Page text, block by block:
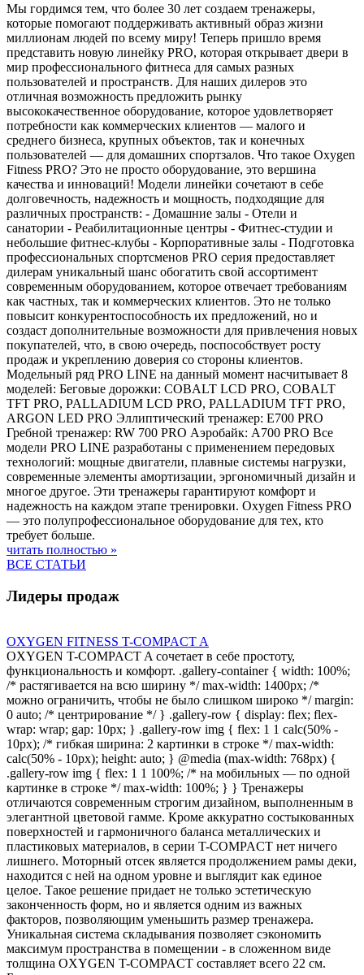
Мы гордимся тем, что более 30 лет создаем тренажеры,
которые помогают поддерживать активный образ жизни
миллионам людей по всему миру! Теперь пришло время
представить новую линейку PRO, которая открывает двери в
мир профессионального фитнеса для самых разных
пользователей и пространств. Для наших дилеров это
отличная возможность предложить рынку
высококачественное оборудование, которое удовлетворяет
потребности как коммерческих клиентов — малого и
среднего бизнеса, крупных объектов, так и конечных
пользователей — для домашних спортзалов. Что такое Oxygen
Fitness PRO? Это не просто оборудование, это вершина
качества и инноваций! Модели линейки сочетают в себе
долговечность, надежность и мощность, подходящие для
различных пространств: - Домашние залы - Отели и
санатории - Реабилитационные центры - Фитнес-студии и
небольшие фитнес-клубы - Корпоративные залы - Подготовка
профессиональных спортсменов PRO серия предоставляет
дилерам уникальный шанс обогатить свой ассортимент
современным оборудованием, которое отвечает требованиям
как частных, так и коммерческих клиентов. Это не только
повысит конкурентоспособность их предложений, но и
создаст дополнительные возможности для привлечения новых
покупателей, что, в свою очередь, поспособствует росту
продаж и укреплению доверия со стороны клиентов.
Модельный ряд PRO LINE на данный момент насчитывает 8
моделей: Беговые дорожки: COBALT LCD PRO, COBALT
TFT PRO, PALLADIUM LCD PRO, PALLADIUM TFT PRO,
ARGON LED PRO Эллиптический тренажер: E700 PRO
Гребной тренажер: RW 700 PRO Аэробайк: A700 PRO Все
модели PRO LINE разработаны с применением передовых
технологий: мощные двигатели, плавные системы нагрузки,
современные элементы амортизации, эргономичный дизайн и
многое другое. Эти тренажеры гарантируют комфорт и
надежность на каждом этапе тренировки. Oxygen Fitness PRO
— это полупрофессиональное оборудование для тех, кто
требует больше.
читать полностью »
ВСЕ СТАТЬИ
Лидеры продаж
OXYGEN FITNESS T-COMPACT A
OXYGEN T-COMPACT A сочетает в себе простоту,
функциональность и комфорт. .gallery-container { width: 100%;
/* растягивается на всю ширину */ max-width: 1400px; /*
можно ограничить, чтобы не было слишком широко */ margin:
0 auto; /* центрирование */ } .gallery-row { display: flex; flex-
wrap: wrap; gap: 10px; } .gallery-row img { flex: 1 1 calc(50% -
10px); /* гибкая ширина: 2 картинки в строке */ max-width:
calc(50% - 10px); height: auto; } @media (max-width: 768px) {
.gallery-row img { flex: 1 1 100%; /* на мобильных — по одной
картинке в строке */ max-width: 100%; } } Тренажеры
отличаются современным строгим дизайном, выполненным в
элегантной цветовой гамме. Кроме аккуратно состыкованных
поверхностей и гармоничного баланса металлических и
пластиковых материалов, в серии T-COMPACT нет ничего
лишнего. Моторный отсек является продолжением рамы деки,
находится с ней на одном уровне и выглядит как единое
целое. Такое решение придает не только эстетическую
законченность форм, но и является одним из важных
факторов, позволяющим уменьшить размер тренажера.
Уникальная система складывания позволяет сэкономить
максимум пространства в помещении - в сложенном виде
толщина OXYGEN T-COMPACT составляет всего 22 см.